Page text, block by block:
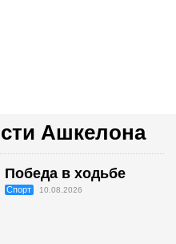
Ашкелона
Победа в ходьбе
Спорт 10.08.2026